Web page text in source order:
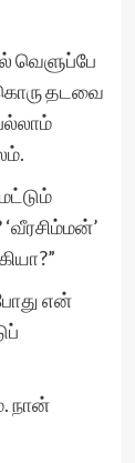
வெளுப்பே
தடவை
என்
நான்